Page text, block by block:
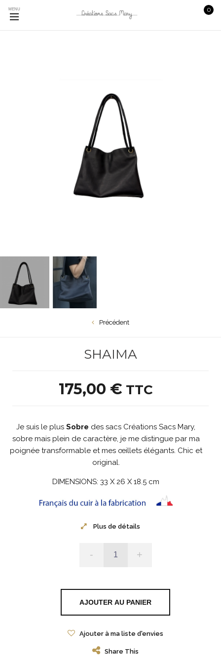
MENU 0
Précédent
SHAIMA
175,00 € TTC
Je suis le plus Sobre des sacs Créations Sacs Mary,
sobre mais plein de caractère, je me distingue par ma
poignée transformable et mes œillets élégants. Chic et
original.
DIMENSIONS: 33 X 26 X 18.5 cm
Plus de détails
- +
AJOUTER AU PANIER
Ajouter à ma liste d'envies
Share This